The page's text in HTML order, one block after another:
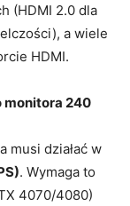
(HDMI 2.0 dla
a wiele
HDMI.
monitora 240
musi działać w
. Wymaga to
4070/4080)